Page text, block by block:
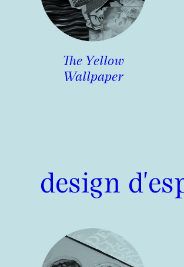
The Yellow
Wallpaper
design